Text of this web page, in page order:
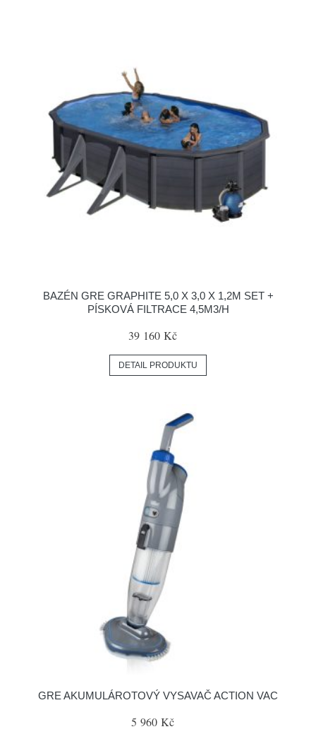
BAZÉN GRE GRAPHITE 5,0 X 3,0 X 1,2M SET +
PÍSKOVÁ FILTRACE 4,5M3/H
39 160 Kč
DETAIL PRODUKTU
GRE AKUMULÁROTOVÝ VYSAVAČ ACTION VAC
5 960 Kč